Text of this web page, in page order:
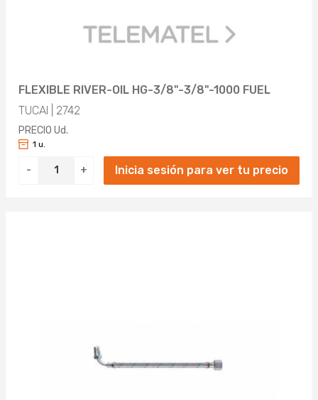
FLEXIBLE RIVER-OIL HG-3/8"-3/8"-1000 FUEL
TUCAI | 2742
PRECIO Ud.
- +
1 u.
Inicia sesión para ver tu precio